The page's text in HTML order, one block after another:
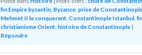
fin Empire byzantin, Byzance, prise de
Mehmet II le conquerant Constantinople Istanbul,
christianisme Orient histoire de Constantinople |
Répondre